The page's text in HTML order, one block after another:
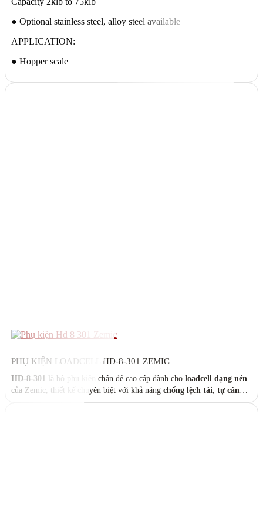
● Optional stainless steel, alloy steel available
APPLICATION:
● Hopper scale
PHỤ KIỆN LOADCELL HD-8-301 ZEMIC
HD-8-301 là bộ phụ kiện chân đế cao cấp dành cho loadcell dạng nén
của Zemic, thiết kế chuyên biệt với khả năng chống lệch tải, tự cân
và dễ dàng lắp đặt. Sản phẩm giúp tăng cường độ ổn định, đảm